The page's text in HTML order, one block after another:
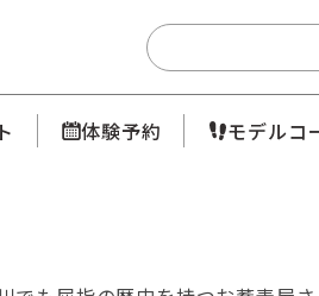
体験予約 モデルコ